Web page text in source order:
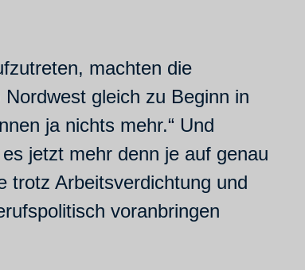
machten die
gleich zu Beginn in
ja nichts mehr.“ Und
jetzt mehr denn je auf genau
trotz Arbeitsverdichtung und
voranbringen